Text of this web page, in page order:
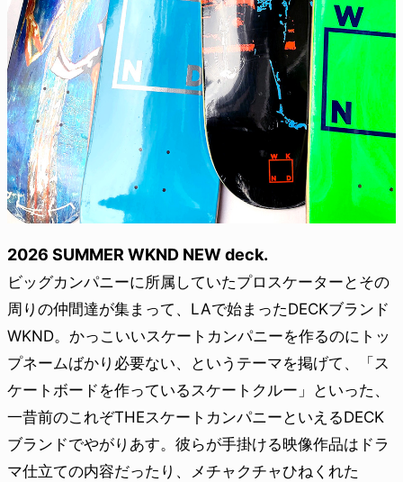
2026 SUMMER WKND NEW deck.
ビッグカンパニーに所属していたプロスケーターとその
周りの仲間達が集まって、LAで始まったDECKブランド
WKND。かっこいいスケートカンパニーを作るのにトッ
プネームばかり必要ない、というテーマを掲げて、「ス
ケートボードを作っているスケートクルー」といった、
一昔前のこれぞTHEスケートカンパニーといえるDECK
ブランドでやがりあす。彼らが手掛ける映像作品はドラ
マ仕立ての内容だったり、メチャクチャひねくれた